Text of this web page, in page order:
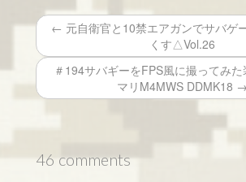
← 元自衛官と10禁エアガンでサバゲ
くす△Vol.26
＃194サバギーをFPS風に撮ってみ
マリM4MWS DDMK18 →
46 comments